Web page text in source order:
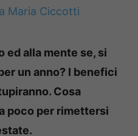
Maria Ciccotti
ed alla mente se, si
un anno? I benefici
Cosa
poco per rimettersi